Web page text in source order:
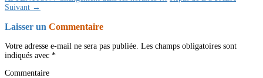
Suivant →
Laisser un Commentaire
Votre adresse e-mail ne sera pas publiée. Les champs obligatoires sont
indiqués avec *
Commentaire